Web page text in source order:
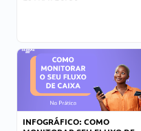
INFOGRÁFICO: COMO